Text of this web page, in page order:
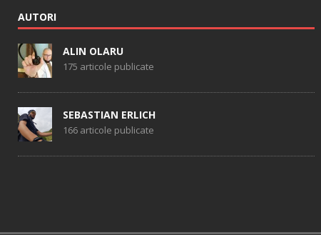
AUTORI
ALIN OLARU
175 articole publicate
SEBASTIAN ERLICH
166 articole publicate